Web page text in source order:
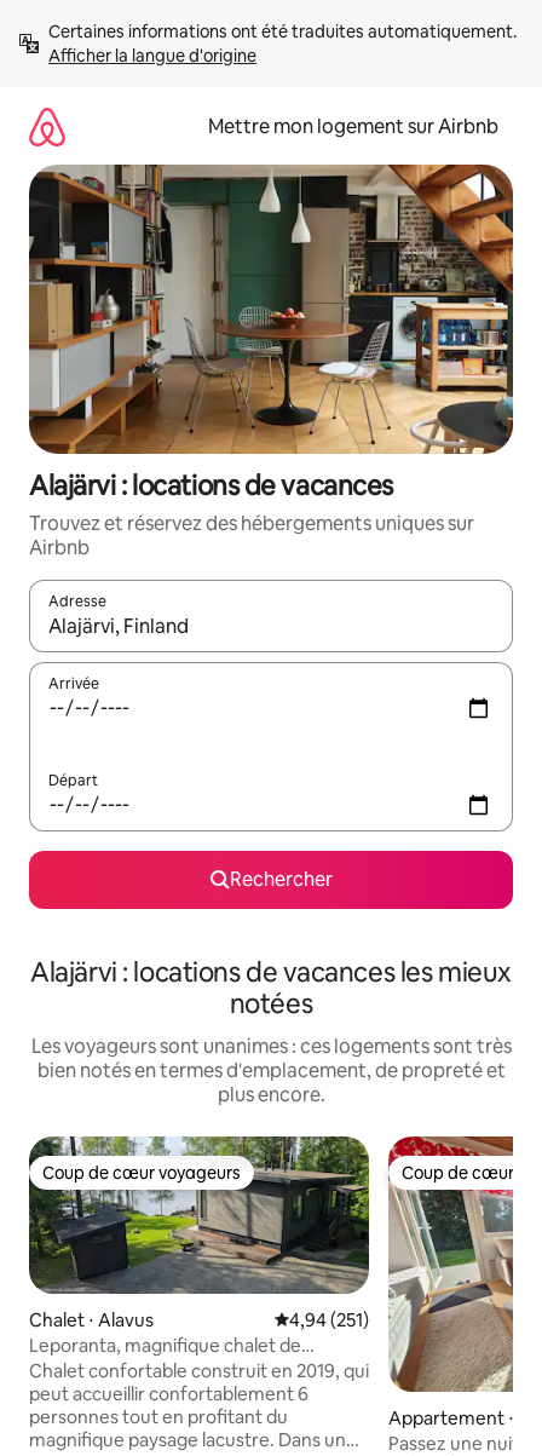
directement
Afficher la langue d'origine
Mettre mon logement sur Airbnb
Alajärvi : locations de vacances
Trouvez et réservez des hébergements uniques sur
Airbnb
Adresse
Lorsque les résultats s'affichent, utilisez les flèches vers le
Arrivée
Départ
Rechercher
Alajärvi : locations de vacances les mieux
notées
Les voyageurs sont unanimes : ces logements sont très
bien notés en termes d'emplacement, de propreté et
plus encore.
Coup de cœur voyageurs
Coup de cœur voyageurs
Chalet ⋅ Alavus Évaluation moyenne sur la
4,94 (251)
Leporanta, magnifique chalet de
vacances sur la rive du lac Kuorasjärvi
Chalet confortable construit en 2019, qui
peut accueillir confortablement 6
personnes tout en profitant du
magnifique paysage lacustre. Dans une
Coup de cœur
Coup de cœur
Appartement ⋅
Passez une nuit